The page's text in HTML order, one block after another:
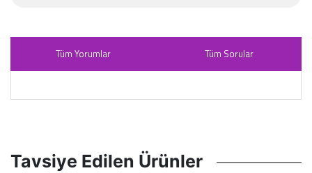
Tüm Yorumlar Tüm Sorular
Tavsiye Edilen Ürünler